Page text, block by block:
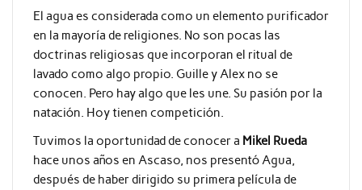
El agua es considerada como un elemento purificador
en la mayoría de religiones. No son pocas las
doctrinas religiosas que incorporan el ritual de
lavado como algo propio. Guille y Alex no se
conocen. Pero hay algo que les une. Su pasión por la
natación. Hoy tienen competición.
Tuvimos la oportunidad de conocer a Mikel Rueda
hace unos años en Ascaso, nos presentó Agua,
después de haber dirigido su primera película de